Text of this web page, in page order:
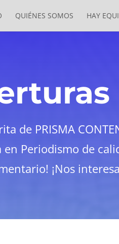
QUIÉNES SOMOS HAY
de PRISMA
en Periodismo de
¡Nos